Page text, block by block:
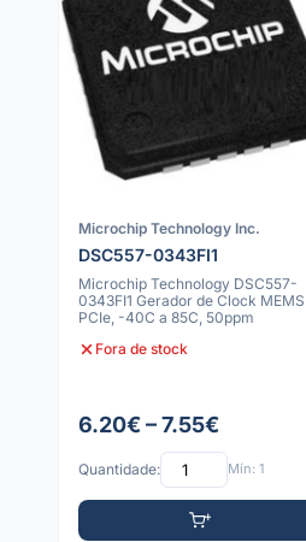
Microchip Technology Inc.
DSC557-0343FI1
Microchip Technology DSC557-
0343FI1 Gerador de Clock MEMS
PCIe, -40C a 85C, 50ppm
Fora de stock
6.20€ – 7.55€
Quantidade: Mín: 1